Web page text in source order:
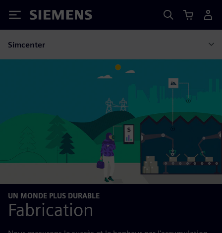
Siemens
Simcenter
UN MONDE PLUS DURABLE
Fabrication